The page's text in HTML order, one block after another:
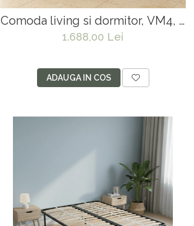
Comoda living si dormitor, VM4, 4
usi, un sertar, Pal melaminat, cu
1.688,00 Lei
ADAUGA IN COS